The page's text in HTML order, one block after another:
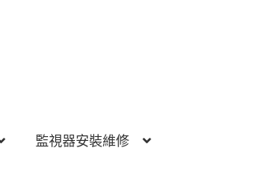
監視器安裝維修